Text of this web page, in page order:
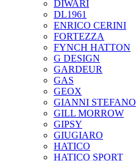
DIWARI
DL1961
ENRICO CERINI
FORTEZZA
FYNCH HATTON
G DESIGN
GARDEUR
GAS
GEOX
GIANNI STEFANO
GILL MORROW
GIPSY
GIUGIARO
HATICO
HATICO SPORT